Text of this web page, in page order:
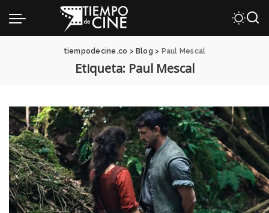
tiempodecine.co > Blog > Paul Mescal
Etiqueta: Paul Mescal